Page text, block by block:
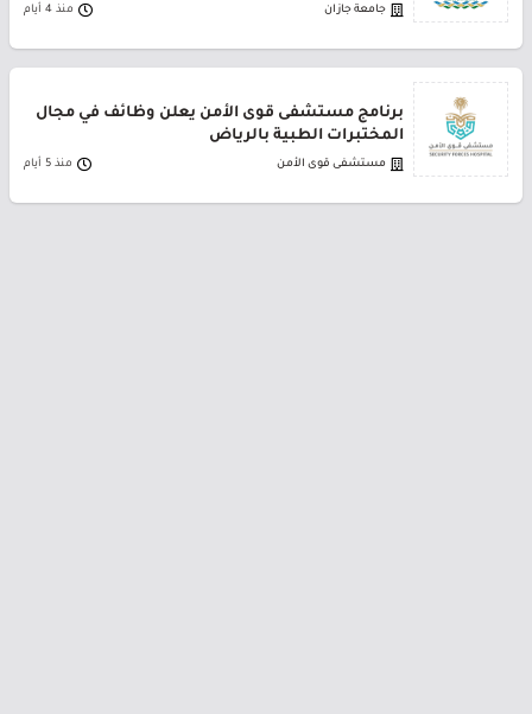
جامعة جازان منذ 4 أيام
برنامج مستشفى قوى الأمن يعلن وظائف في مجال
المختبرات الطبية بالرياض
مستشفى قوى الأمن منذ 5 أيام